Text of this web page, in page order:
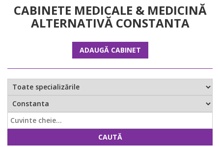
CABINETE MEDICALE & MEDICINĂ
ALTERNATIVĂ CONSTANTA
ADAUGĂ CABINET
CAUTĂ